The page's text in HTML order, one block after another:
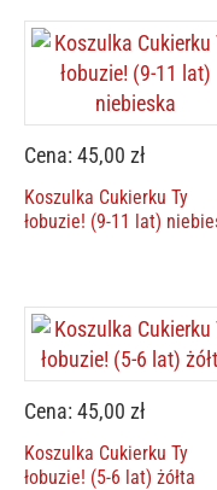
Cena: 45,00 zł
Koszulka Cukierku Ty
łobuzie! (9-11 lat)
Cena: 45,00 zł
Koszulka Cukierku Ty
łobuzie! (5-6 lat) żółta